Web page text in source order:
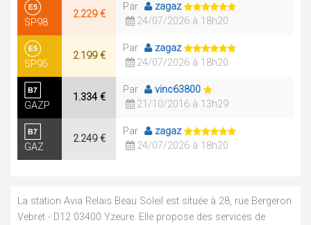
SP98
2.229 €
Par
zagaz
24/07/2026 à 18h20
SP95
2.199 €
Par
zagaz
24/07/2026 à 18h20
GAZP
1.334 €
Par
vinc63800
21/10/2016 à 13h29
GAZ
2.249 €
Par
zagaz
24/07/2026 à 18h20
La station Avia Relais Beau Soleil est située à 28, rue Bergeron
Vebret - D12 03400 Yzeure. Elle propose des services de